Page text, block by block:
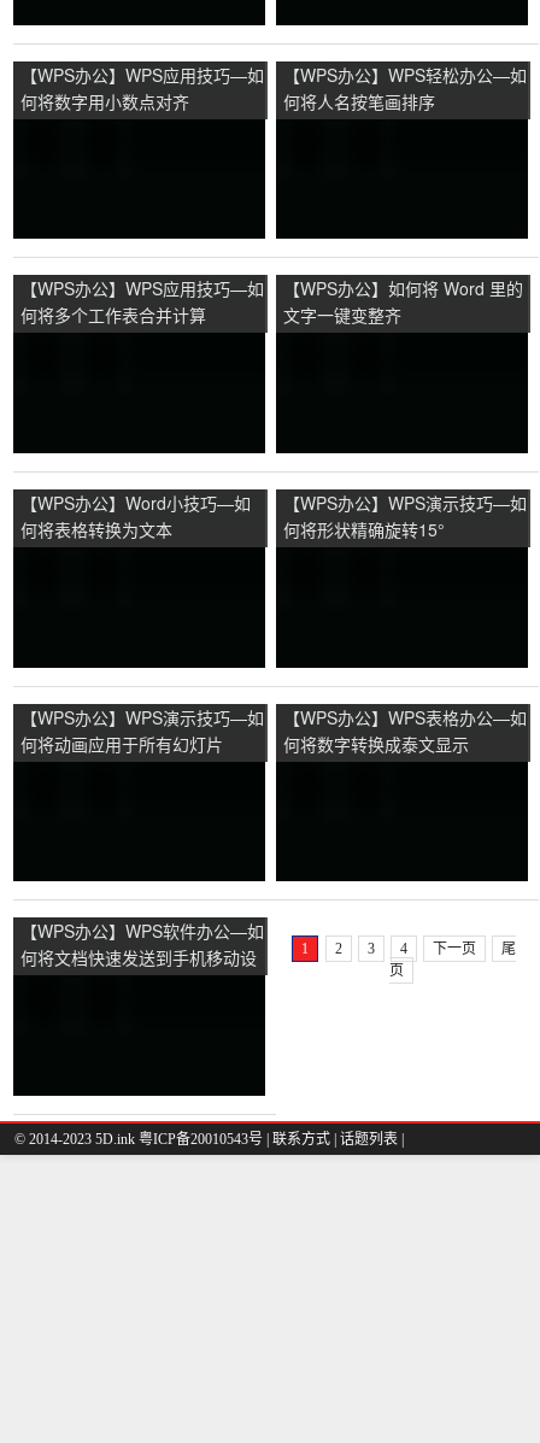
【WPS办公】WPS应用技巧—如
何将数字用小数点对齐
【WPS办公】WPS轻松办公—如
何将人名按笔画排序
【WPS办公】WPS应用技巧—如
何将多个工作表合并计算
【WPS办公】如何将 Word 里的
文字一键变整齐
【WPS办公】Word小技巧—如
何将表格转换为文本
【WPS办公】WPS演示技巧—如
何将形状精确旋转15°
【WPS办公】WPS演示技巧—如
何将动画应用于所有幻灯片
【WPS办公】WPS表格办公—如
何将数字转换成泰文显示
【WPS办公】WPS软件办公—如
何将文档快速发送到手机移动设
1 2 3 4 下一页
尾
页
© 2014-2023 5D.ink 粤ICP备20010543号 联系方式 话题列表